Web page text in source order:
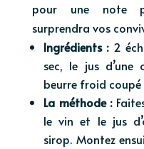
pour une note
surprendra vos
Ingrédients :2
sec, le jus
beurre froid coupé
La méthode :
le vin et le jus
sirop. Montez